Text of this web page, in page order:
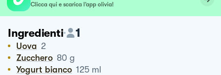
Clicca qui e scarica l’app olivia!
Ingredienti 1
Uova 2
Zucchero 80 g
Yogurt bianco 125 ml